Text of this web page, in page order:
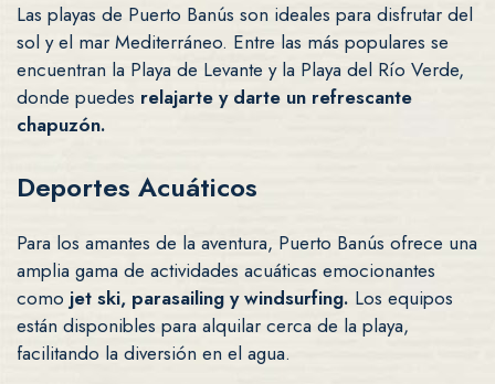
Las playas de Puerto Banús son ideales para disfrutar del
sol y el mar Mediterráneo. Entre las más populares se
encuentran la Playa de Levante y la Playa del Río Verde,
donde puedes relajarte y darte un refrescante
chapuzón.
Deportes Acuáticos
Para los amantes de la aventura, Puerto Banús ofrece una
amplia gama de actividades acuáticas emocionantes
como jet ski, parasailing y windsurfing. Los equipos
están disponibles para alquilar cerca de la playa,
facilitando la diversión en el agua.